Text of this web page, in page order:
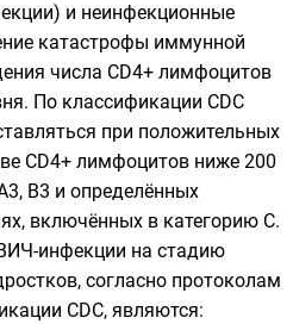
и неинфекционные
катастрофы иммунной
числа CD4+ лимфоцитов
По классификации CDC
при положительных
CD4+ лимфоцитов ниже 200
В3 и определённых
включённых в категорию С.
инфекции на стадию
согласно протоколам
CDC, являются: